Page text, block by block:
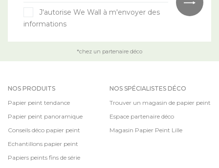
J'autorise We Wall à m'envoyer des
informations
*chez un partenaire déco
NOS PRODUITS
Papier peint tendance
Papier peint panoramique
Conseils déco papier peint
Echantillons papier peint
Papiers peints fins de série
NOS SPÉCIALISTES DÉCO
Trouver un magasin de papier peint
Espace partenaire déco
Magasin Papier Peint Lille